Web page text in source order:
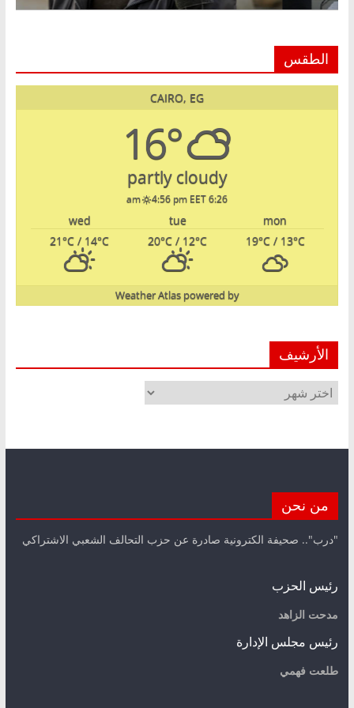
الطقس
CAIRO, EG
16°
partly cloudy
6:26 am
4:56 pm EET
mon
tue
wed
19°C/ 13°C
20°C / 12°C
21°C / 14°C
powered by
Weather Atlas
الأرشيف
الأرشيف
من نحن
"درب".. صحيفة الكترونية صادرة عن حزب التحالف الشعبي الاشتراكي
رئيس الحزب
مدحت الزاهد
رئيس مجلس الإدارة
طلعت فهمي